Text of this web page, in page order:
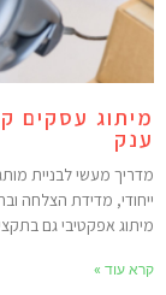
עסקים
מעשי לבניית מותג
מדידת הצלחה
אפקטיבי גם בתקציב
עוד »